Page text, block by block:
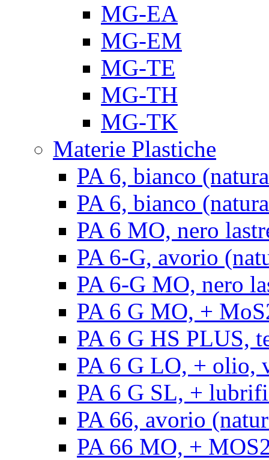
MG-EA
MG-EM
MG-TE
MG-TH
MG-TK
Materie Plastiche
PA 6, bianco
PA 6, bianco
PA 6 MO, nero
PA 6-G, avorio
PA 6-G MO, nero
PA 6 G MO, +
PA 6 G HS PLUS,
PA 6 G LO, + olio,
PA 6 G SL, +
PA 66, avorio
PA 66 MO, +